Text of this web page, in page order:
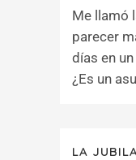
Me llamó
parecer
días en
¿Es un
LA